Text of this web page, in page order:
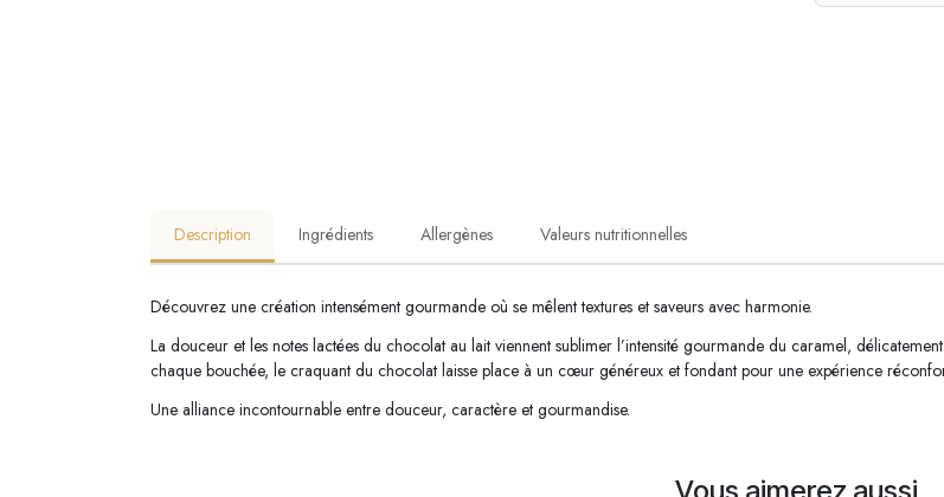
Description Ingrédients Allergènes Valeurs nutritionnelles
Découvrez une création intensément gourmande où se mêlent textures et saveurs avec harmonie.
La douceur et les notes lactées du chocolat au lait viennent sublimer l’intensité gourmande du caramel,
chaque bouchée, le craquant du chocolat laisse place à un cœur généreux et fondant pour une expérience
Une alliance incontournable entre douceur, caractère et gourmandise.